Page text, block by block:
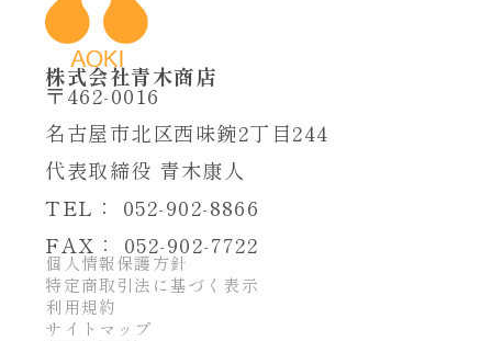
株式会社青木商店
〒462-0016
名古屋市北区西味鋺2丁目244
代表取締役 青木康人
TEL： 052-902-8866
FAX： 052-902-7722
個人情報保護方針
特定商取引法に基づく表示
利用規約
サイトマップ